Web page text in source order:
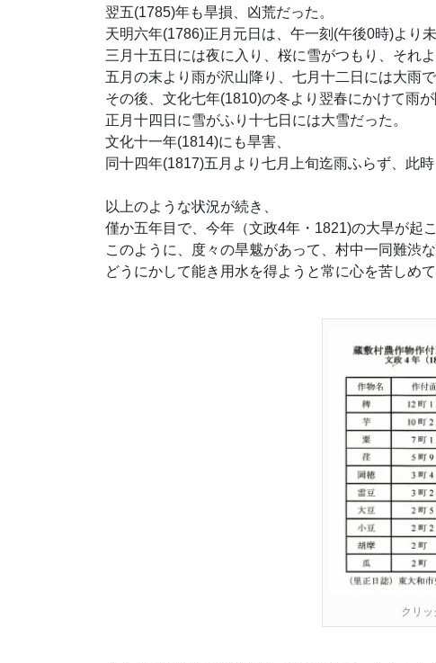
翌五(1785)年も旱損、凶荒だった。
天明六年(1786)正月元日は、午一刻(午後0時)より
三月十五日には夜に入り、桜に雪がつもり、それ
五月の末より雨が沢山降り、七月十二日には大雨
その後、文化七年(1810)の冬より翌春にかけて雨が
正月十四日に雪がふり十七日には大雪だった。
文化十一年(1814)にも旱害、
同十四年(1817)五月より七月上旬迄雨ふらず、此
以上のような状況が続き、
僅か五年目で、今年（文政4年・1821)の大旱が起こ
このように、度々の旱魃があって、村中一同難渋な
どうにかして能き用水を得ようと常に心を苦しめて
クリッ